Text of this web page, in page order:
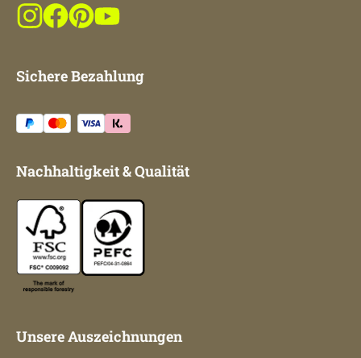
Sichere Bezahlung
Nachhaltigkeit & Qualität
Unsere Auszeichnungen